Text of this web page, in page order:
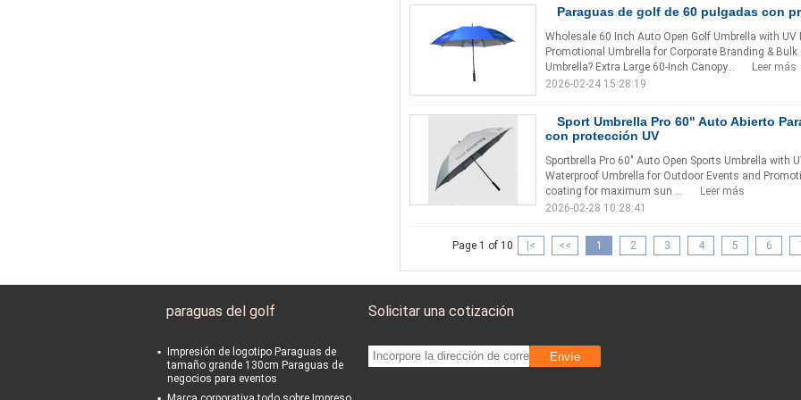
Paraguas de golf de 60 pulgadas con
Wholesale 60 Inch Auto Open Golf Umbrella with
Promotional Umbrella for Corporate Branding &
Umbrella? Extra Large 60-Inch Canopy...
Leer más
2026-02-24 15:28:19
Sport Umbrella Pro 60" Auto Abierto
con protección UV
Sportbrella Pro 60" Auto Open Sports Umbrella with
Waterproof Umbrella for Outdoor Events and
coating for maximum sun ...
Leer más
2026-02-28 10:28:41
Page 1 of 10 |< << 1 2 3 4 5 6
paraguas del golf
Impresión de logotipo Paraguas de
tamaño grande 130cm Paraguas de
negocios para eventos
Solicitar una cotización
Envíe